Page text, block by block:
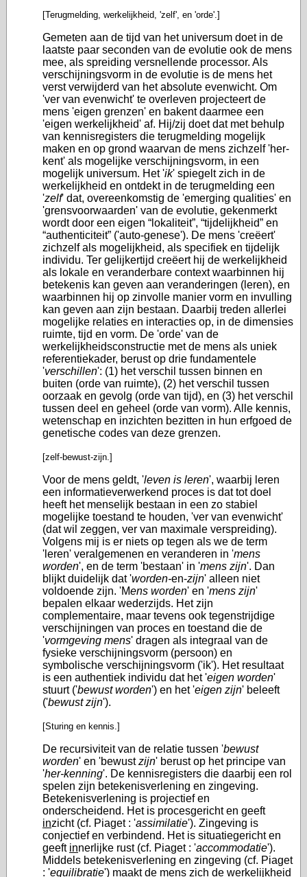
[Terugmelding, werkelijkheid, 'zelf', en 'orde'.]
Gemeten aan de tijd van het universum doet in de
laatste paar seconden van de evolutie ook de mens
mee, als spreiding versnellende processor. Als
verschijningsvorm in de evolutie is de mens het
verst verwijderd van het absolute evenwicht. Om
'ver van evenwicht' te overleven projecteert de
mens 'eigen grenzen' en bakent daarmee een
'eigen werkelijkheid' af. Hij/zij doet dat met behulp
van kennisregisters die terugmelding mogelijk
maken en op grond waarvan de mens zichzelf 'her-
kent' als mogelijke verschijningsvorm, in een
mogelijk universum. Het 'ik' spiegelt zich in de
werkelijkheid en ontdekt in de terugmelding een
'zelf' dat, overeenkomstig de 'emerging qualities' en
'grensvoorwaarden' van de evolutie, gekenmerkt
wordt door een eigen “lokaliteit”, “tijdelijkheid” en
“authenticiteit” ('auto-genese'). De mens 'creëert'
zichzelf als mogelijkheid, als specifiek en tijdelijk
individu. Ter gelijkertijd creëert hij de werkelijkheid
als lokale en veranderbare context waarbinnen hij
betekenis kan geven aan veranderingen (leren), en
waarbinnen hij op zinvolle manier vorm en invulling
kan geven aan zijn bestaan. Daarbij treden allerlei
mogelijke relaties en interacties op, in de dimensies
ruimte, tijd en vorm. De 'orde' van de
werkelijkheidsconstructie metde mens als uniek
referentiekader, berust op drie fundamentele
'verschillen': (1) het verschil tussen binnen en
buiten (orde van ruimte), (2) het verschil tussen
oorzaak en gevolg (orde van tijd), en (3) het verschil
tussen deel en geheel (orde van vorm). Alle kennis,
wetenschap en inzichten bezitten in hun erfgoed de
genetische codes van deze grenzen.
[zelf-bewust-zijn.]
Voor de mens geldt, 'leven is leren', waarbij leren
een informatieverwerkend proces is dat tot doel
heeft het menselijk bestaan in een zo stabiel
mogelijke toestand te houden, 'ver van evenwicht'
(dat wil zeggen, ver van maximale verspreiding).
Volgens mij is er niets op tegen als we de term
'leren' veralgemenen en veranderen in 'mens
worden', en de term 'bestaan' in 'mens zijn'. Dan
blijkt duidelijk dat 'worden-en-zijn' alleen niet
voldoende zijn. 'Mens worden' en 'mens zijn'
bepalen elkaar wederzijds. Het zijn
complementaire, maar tevens ook tegenstrijdige
verschijningen van proces en toestand die de
'vormgeving mens' dragen als integraal van de
fysieke verschijningsvorm (persoon) en
symbolische verschijningsvorm ('ik'). Het resultaat
is een authentiek individu dat het 'eigen worden'
stuurt ('bewust worden') en het 'eigen zijn' beleeft
('bewust zijn').
[Sturing en kennis.]
De recursiviteit van de relatie tussen 'bewust
worden' en 'bewustzijn' berust op het principe van
'her-kenning'. De kennisregisters die daarbij een rol
spelen zijn betekenisverlening en zingeving.
Betekenisverlening is projectief en
onderscheidend. Het is procesgericht en geeft
inzicht (cf. Piaget : 'assimilatie'). Zingeving is
conjectief en verbindend. Het is situatiegericht en
geeft innerlijke rust (cf. Piaget : 'accommodatie').
Middels betekenisverlening en zingeving (cf. Piaget
: 'equilibratie') maakt de mens zich de werkelijkheid